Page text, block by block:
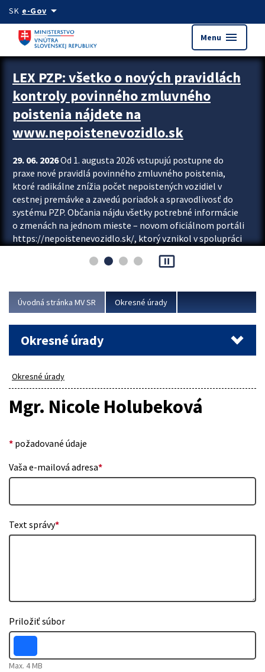
Preskocit na hlavný obsah
SK e-Govarrow_drop_down
Menu menu
Zastavit automatický posun upútavok
LEX PZP: všetko o nových pravidlách
kontroly povinného zmluvného
poistenia nájdete na
www.nepoistenevozidlo.sk
29. 06. 2026Od 1. augusta 2026 vstupujú postupne do
praxe nové pravidlá povinného zmluvného poistenia,
ktoré radikálne znížia počet nepoistených vozidiel v
cestnej premávke a zavedú poriadok a spravodlivosť do
systému PZP. Občania nájdu všetky potrebné informácie
o zmenách na jednom mieste – novom oficiálnom portáli
https://nepoistenevozidlo.sk/, ktorý vznikol v spolupráci
asociácie poisťovní (SLASPO) a Ministerstva vnútra SR.
Viac
pause_presentation
Úvodná stránka MV SR Okresné úrady
Okresné úrady
Okresné úrady
Mgr. Nicole Holubeková
* požadované údaje
Vaša e-mailová adresa*
Text správy*
Priložiť súbor
Max. 4 MB